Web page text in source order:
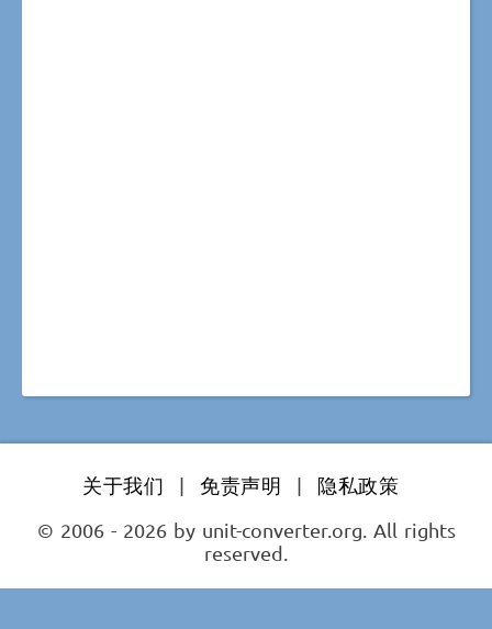
关于我们 | 免责声明 |
隐私政策
© 2006 - 2026 by unit-converter.org. All rights
reserved.